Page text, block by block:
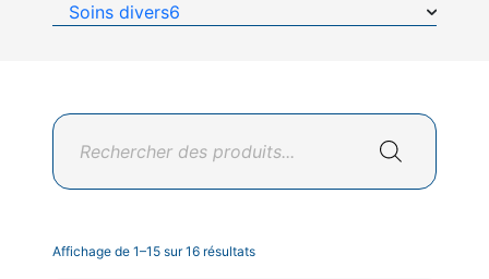
Soins divers6
Recherche
produits
Affichage de 1–15 sur 16 résultats